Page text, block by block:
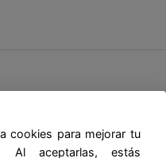
cookies para mejorar tu
Al aceptarlas, estás